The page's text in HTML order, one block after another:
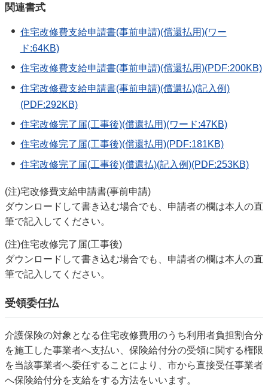
関連書式
住宅改修費支給申請書(事前申請)(償還払用)(ワー
ド:64KB)
住宅改修費支給申請書(事前申請)(償還払用)(PDF:200KB)
住宅改修費支給申請書(事前申請)(償還払)(記入例)
(PDF:292KB)
住宅改修完了届(工事後)(償還払用)(ワード:47KB)
住宅改修完了届(工事後)(償還払用)(PDF:181KB)
住宅改修完了届(工事後)(償還払)(記入例)(PDF:253KB)
(注)宅改修費支給申請書(事前申請)
ダウンロードして書き込む場合でも、申請者の欄は本人の直
筆で記入してください。
(注)住宅改修完了届(工事後)
ダウンロードして書き込む場合でも、申請者の欄は本人の直
筆で記入してください。
受領委任払
介護保険の対象となる住宅改修費用のうち利用者負担割合分
を施工した事業者へ支払い、保険給付分の受領に関する権限
を当該事業者へ委任することにより、市から直接受任事業者
へ保険給付分を支給をする方法をいいます。